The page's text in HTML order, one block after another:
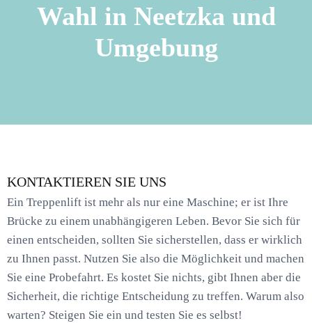
Wahl in Neetzka und
Umgebung
KONTAKTIEREN SIE UNS
Ein Treppenlift ist mehr als nur eine Maschine; er ist Ihre
Brücke zu einem unabhängigeren Leben. Bevor Sie sich für
einen entscheiden, sollten Sie sicherstellen, dass er wirklich
zu Ihnen passt. Nutzen Sie also die Möglichkeit und machen
Sie eine Probefahrt. Es kostet Sie nichts, gibt Ihnen aber die
Sicherheit, die richtige Entscheidung zu treffen. Warum also
warten? Steigen Sie ein und testen Sie es selbst!